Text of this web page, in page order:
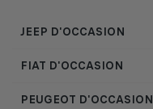
JEEP D'OCCASION
FIAT D'OCCASION
PEUGEOT D'OCCASION